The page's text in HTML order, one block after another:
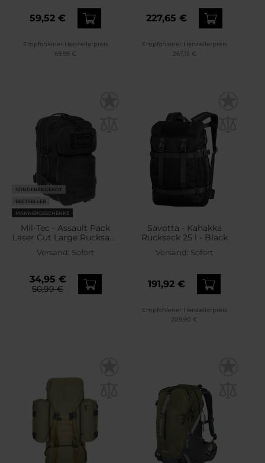
59,52 €
Empfohlener Herstellerpreis
69,99 €
227,65 €
Empfohlener Herstellerpreis
267,15 €
SONDERANGEBOT
BESTSELLER
MÄNNERGESCHENKE
Mil-Tec - Assault Pack
Laser Cut Large Rucksack
36 l - Black
Versand: Sofort
34,95 €
50,99 €
Savotta - Kahakka
Rucksack 25 l - Black
Versand: Sofort
191,92 €
Empfohlener Herstellerpreis
209,90 €